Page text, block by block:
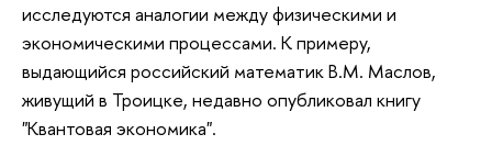
исследуются аналогии между физическими и
экономическими процессами. К примеру,
выдающийся российский математик В.М. Маслов,
живущий в Троицке, недавно опубликовал книгу
"Квантовая экономика".